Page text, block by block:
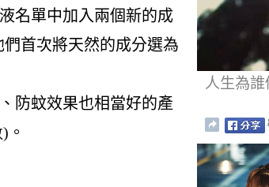
名單中加入兩個新的成
首次將天然的成分選為
防蚊效果也相當好的產
。
人生為誰